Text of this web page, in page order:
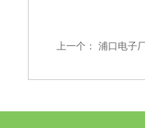
上一个： 浦口电子